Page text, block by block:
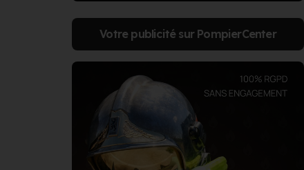
Votre publicité sur PompierCenter